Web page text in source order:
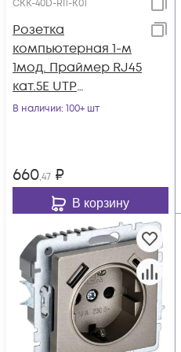
CKK-40D-RI1-K01
Розетка
компьютерная 1-м
1мод. Праймер RJ45
кат.5E UTP
механизм IEK CKK-
В наличии: 100+ шт
660,47 ₽
В корзину